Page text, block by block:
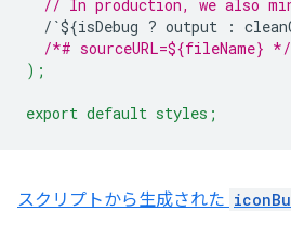
// In production, we also
/`${isDebug ? output :
/*# sourceURL=${fileName} */
);
export default styles;
スクリプトから生成された